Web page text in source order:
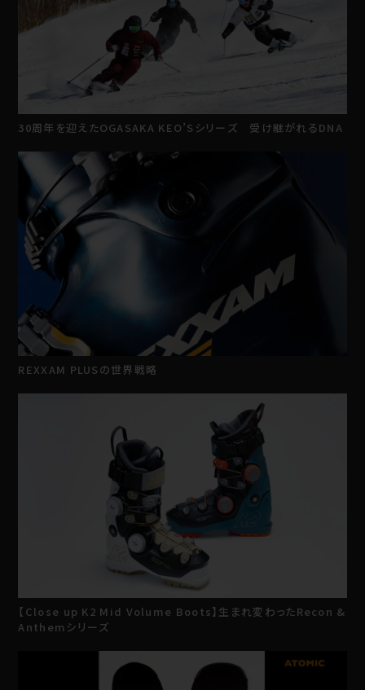
30周年を迎えたOGASAKA KEO’Sシリーズ 受け継がれるDNA
REXXAM PLUSの世界戦略
【Close up K2 Mid Volume Boots】生まれ変わったRecon &
Anthemシリーズ